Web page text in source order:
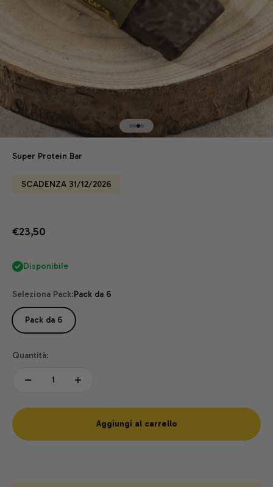
Vai all'articolo 1
Vai all'articolo 2
Vai all'articolo 3
Vai all'articolo 4
Super Protein Bar
SCADENZA 31/12/2026
Prezzo scontato
€23,50
Disponibile
Seleziona Pack:Pack da 6
Pack da 6
Quantità:
Aggiungi al carrello